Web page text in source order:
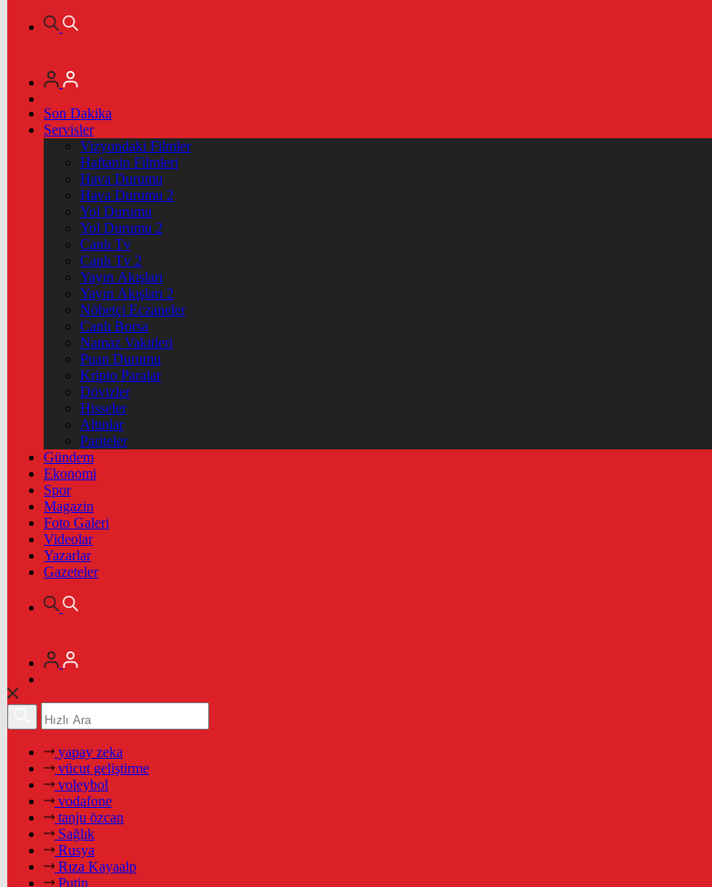
Son Dakika
Servisler
Vizyondaki Filmler
Haftanin Filmleri
Hava Durumu
Hava Durumu 2
Yol Durumu
Yol Durumu 2
Canlı Tv
Canlı Tv 2
Yayın Akışları
Yayın Akışları 2
Nöbetçi Eczaneler
Canlı Borsa
Namaz Vakitleri
Puan Durumu
Kripto Paralar
Dövizler
Hisseler
Altınlar
Pariteler
Gündem
Ekonomi
Spor
Magazin
Foto Galeri
Videolar
Yazarlar
Gazeteler
yapay zeka
vücut geliştirme
voleybol
vodafone
tanju özcan
Sağlık
Rusya
Rıza Kayaalp
Putin